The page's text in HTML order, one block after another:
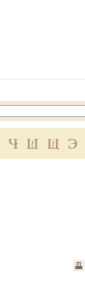
Ч Ш Щ Э